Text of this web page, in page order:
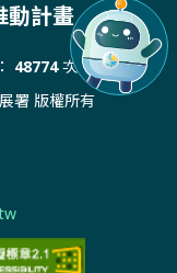
動計畫
48774次
署 版權所有